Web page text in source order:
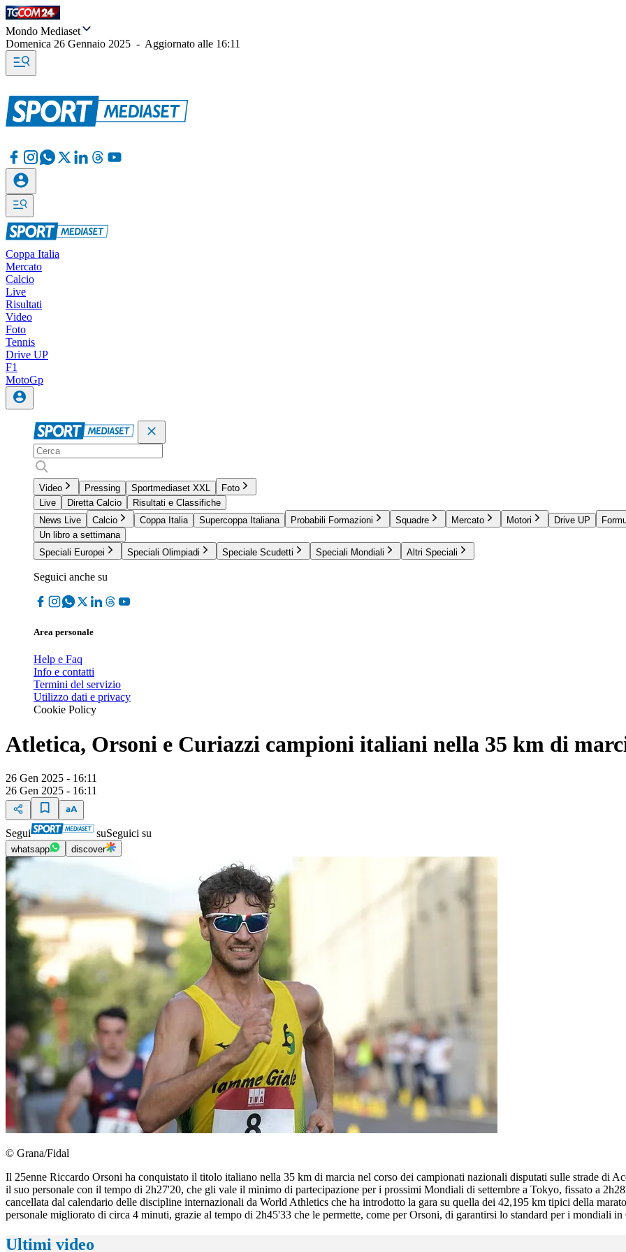
Mondo Mediaset
Domenica 26 Gennaio 2025 - Aggiornato alle 16:11
Coppa Italia
Mercato
Calcio
Live
Risultati
Video
Foto
Tennis
Drive UP
F1
MotoGp
Video Pressing Sportmediaset XXL
Foto
Live
Diretta Calcio
Risultati e Classifiche
News Live
Calcio Coppa Italia Supercoppa Italiana Probabili Formazioni Squadre Mercato Motori Drive UP
Un libro a settimana
Speciali Europei
Speciali Olimpiadi Speciale Scudetti Speciali Mondiali Altri Speciali
Seguici anche su
Area personale
Help e Faq
Info e contatti
Termini del servizio
Utilizzo dati e privacy
Cookie Policy
Atletica, Orsoni e Curiazzi campioni italiani nella 35 km di
26 Gen 2025 - 16:11
26 Gen 2025 - 16:11
Segui suSeguici su
whatsapp discover
© Grana/Fidal
Il 25enne Riccardo Orsoni ha conquistato il titolo italiano nella 35 km di marcia nel corso dei campionati nazionali disputati sulle strade di
il suo personale con il tempo di 2h27'20, che gli vale il minimo di partecipazione per i prossimi Mondiali di settembre a Tokyo, fissato a
cancellata dal calendario delle discipline internazionali da World Athletics che ha introdotto la gara su quella dei 42,195 km tipici della
personale migliorato di circa 4 minuti, grazie al tempo di 2h45'33 che le permette, come per Orsoni, di garantirsi lo standard per i mondiali in
Ultimi video